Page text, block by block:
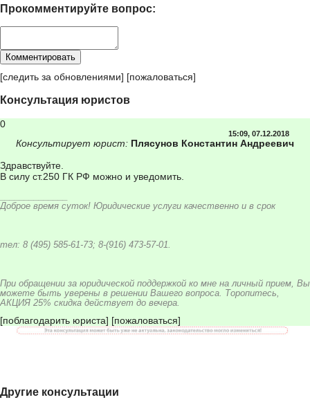
Прокомментируйте вопрос:
[следить за обновлениями] [пожаловаться]
Консультация юристов
0
15:09, 07.12.2018
Консультирует юрист: Плясунов Константин Андреевич
Здравствуйте.
В силу ст.250 ГК РФ можно и уведомить.
Доброе время суток! Юридические услуги качественно и в срок
тел: 8 (495) 585-61-73; 8-(916) 473-57-01.
При обращении за юридической поддержкой ко мне на личный прием, Вы
можете быть уверены в решении Вашего вопроса. Торопитесь,
АКЦИЯ 25% скидка действует до вечера.
[поблагодарить юриста] [пожаловаться]
Другие консультации